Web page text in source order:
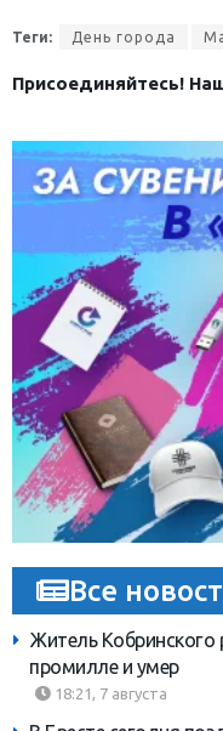
Теги: День города
Присоединяйтесь!
Все
Житель Кобринского
промилле и умер
18:21, 7 августа